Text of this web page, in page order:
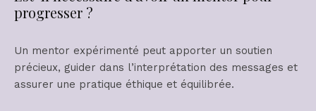
progresser ?
Un mentor expérimenté peut apporter un soutien
précieux, guider dans l’interprétation des messages et
assurer une pratique éthique et équilibrée.